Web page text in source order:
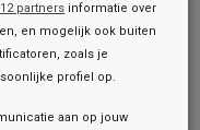
partners informatie over
en mogelijk ook buiten
zoals je
profiel op.
aan op jouw